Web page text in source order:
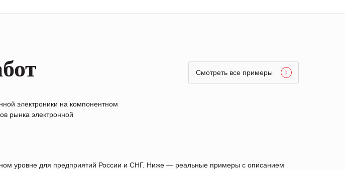
электроники на компонентном
рынка электронной
Смотреть все примеры
уровне для предприятий России и СНГ. Ниже — реальные примеры с описанием